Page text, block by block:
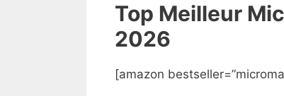
Top Meilleur
2026
[amazon